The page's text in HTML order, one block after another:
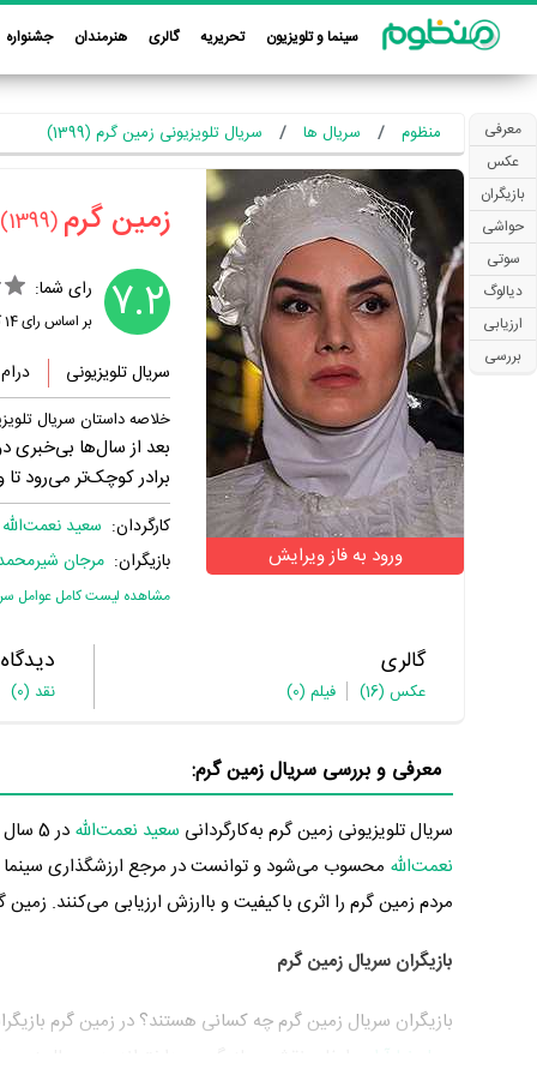
سینما و تلویزیون تحریریه گالری هنرمندان جشنواره
معرفی
عکس
بازیگران
حواشی
سوتی
دیالوگ
ارزیابی
بررسی
منظوم سریال ها سریال تلویزیونی زمین گرم (1399)
ورود به فاز ویرایش
‏زمین گرم‏ (1399)
7.2 رای شما:
بر اساس رای14
سریال تلویزیونی درام
خلاصه داستان سریال
بعد از سال‌ها بی‌خبری
برادر کوچک‌تر می‌رود
کارگردان: سعید نعمت‌الله
بازیگران: مرجان
مشاهده لیست کامل عوامل
گالری
عکس (16) فیلم (0)
دیدگاه
نقد (0)
معرفی و بررسی سریال زمین گرم:
سریال تلویزیونی زمین گرم به‌کارگردانی سعید نعمت‌الله در 5 سال پیش یعنی سال 1399 در گونه درام تولید شده است. زمین گرم که اولین سریال
نعمت‌الله محسوب می‌شود و توانست در مرجع ارزشگذاری سینما
مردم زمین گرم را اثری باکیفیت و باارزش ارزیابی می‌کنند. زمین گرم در تاریخ 1404/03/16
بازیگران سریال زمین گرم
بازیگران سریال زمین گرم چه کسانی هستند؟ در زمین گرم